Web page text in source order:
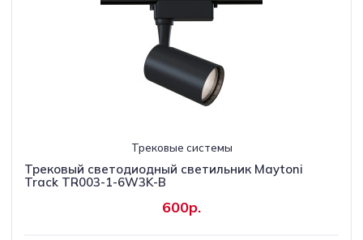
Трековые системы
Трековый светодиодный светильник Maytoni
Track TR003-1-6W3K-B
600р.